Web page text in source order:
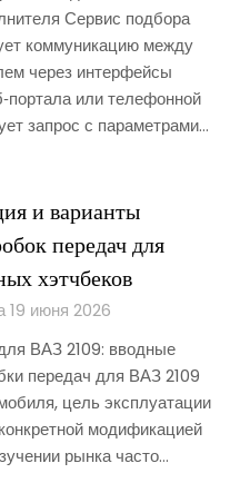
Сервис подбора
коммуникацию между
через интерфейсы
или телефонной
запрос с параметрами…
и варианты
передач для
хэтчбеков
19 июня 2026
ВАЗ 2109: вводные
передач для ВАЗ 2109
цель эксплуатации
модификацией
рынка часто…